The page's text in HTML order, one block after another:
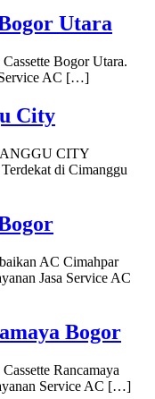
Utara
Bogor Utara.
Service AC […]
City
CITY
di Cimanggu
AC Cimahpar
Jasa Service AC
Bogor
Rancamaya
Service AC […]